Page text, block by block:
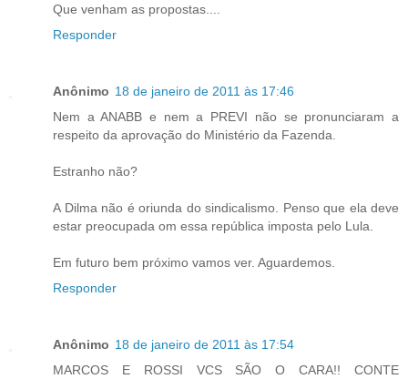
Que venham as propostas....
Responder
Anônimo 18 de janeiro de 2011 às 17:46
Nem a ANABB e nem a PREVI não se pronunciaram a
respeito da aprovação do Ministério da Fazenda.
Estranho não?
A Dilma não é oriunda do sindicalismo. Penso que ela deve
estar preocupada om essa república imposta pelo Lula.
Em futuro bem próximo vamos ver. Aguardemos.
Responder
Anônimo 18 de janeiro de 2011 às 17:54
MARCOS E ROSSI VCS SÃO O CARA!! CONTE